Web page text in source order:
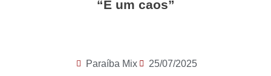
“É um caos”
Paraíba Mix 25/07/2025